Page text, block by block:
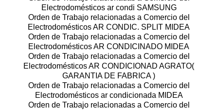
Electrodomésticos ar condi SAMSUNG
Orden de Trabajo relacionadas a Comercio del
Electrodomésticos AR CONDIC. SPLIT MIDEA
Orden de Trabajo relacionadas a Comercio del
Electrodomésticos AR CONDICINADO MIDEA
Orden de Trabajo relacionadas a Comercio del
Electrodomésticos AR CONDICIONAD AGRATO(
GARANTIA DE FABRICA )
Orden de Trabajo relacionadas a Comercio del
Electrodomésticos ar condicionada MIDEA
Orden de Trabajo relacionadas a Comercio del